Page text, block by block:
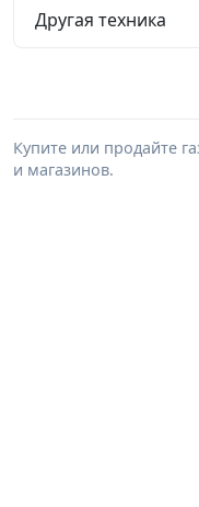
Другая техника
Купите или продайте
и магазинов.